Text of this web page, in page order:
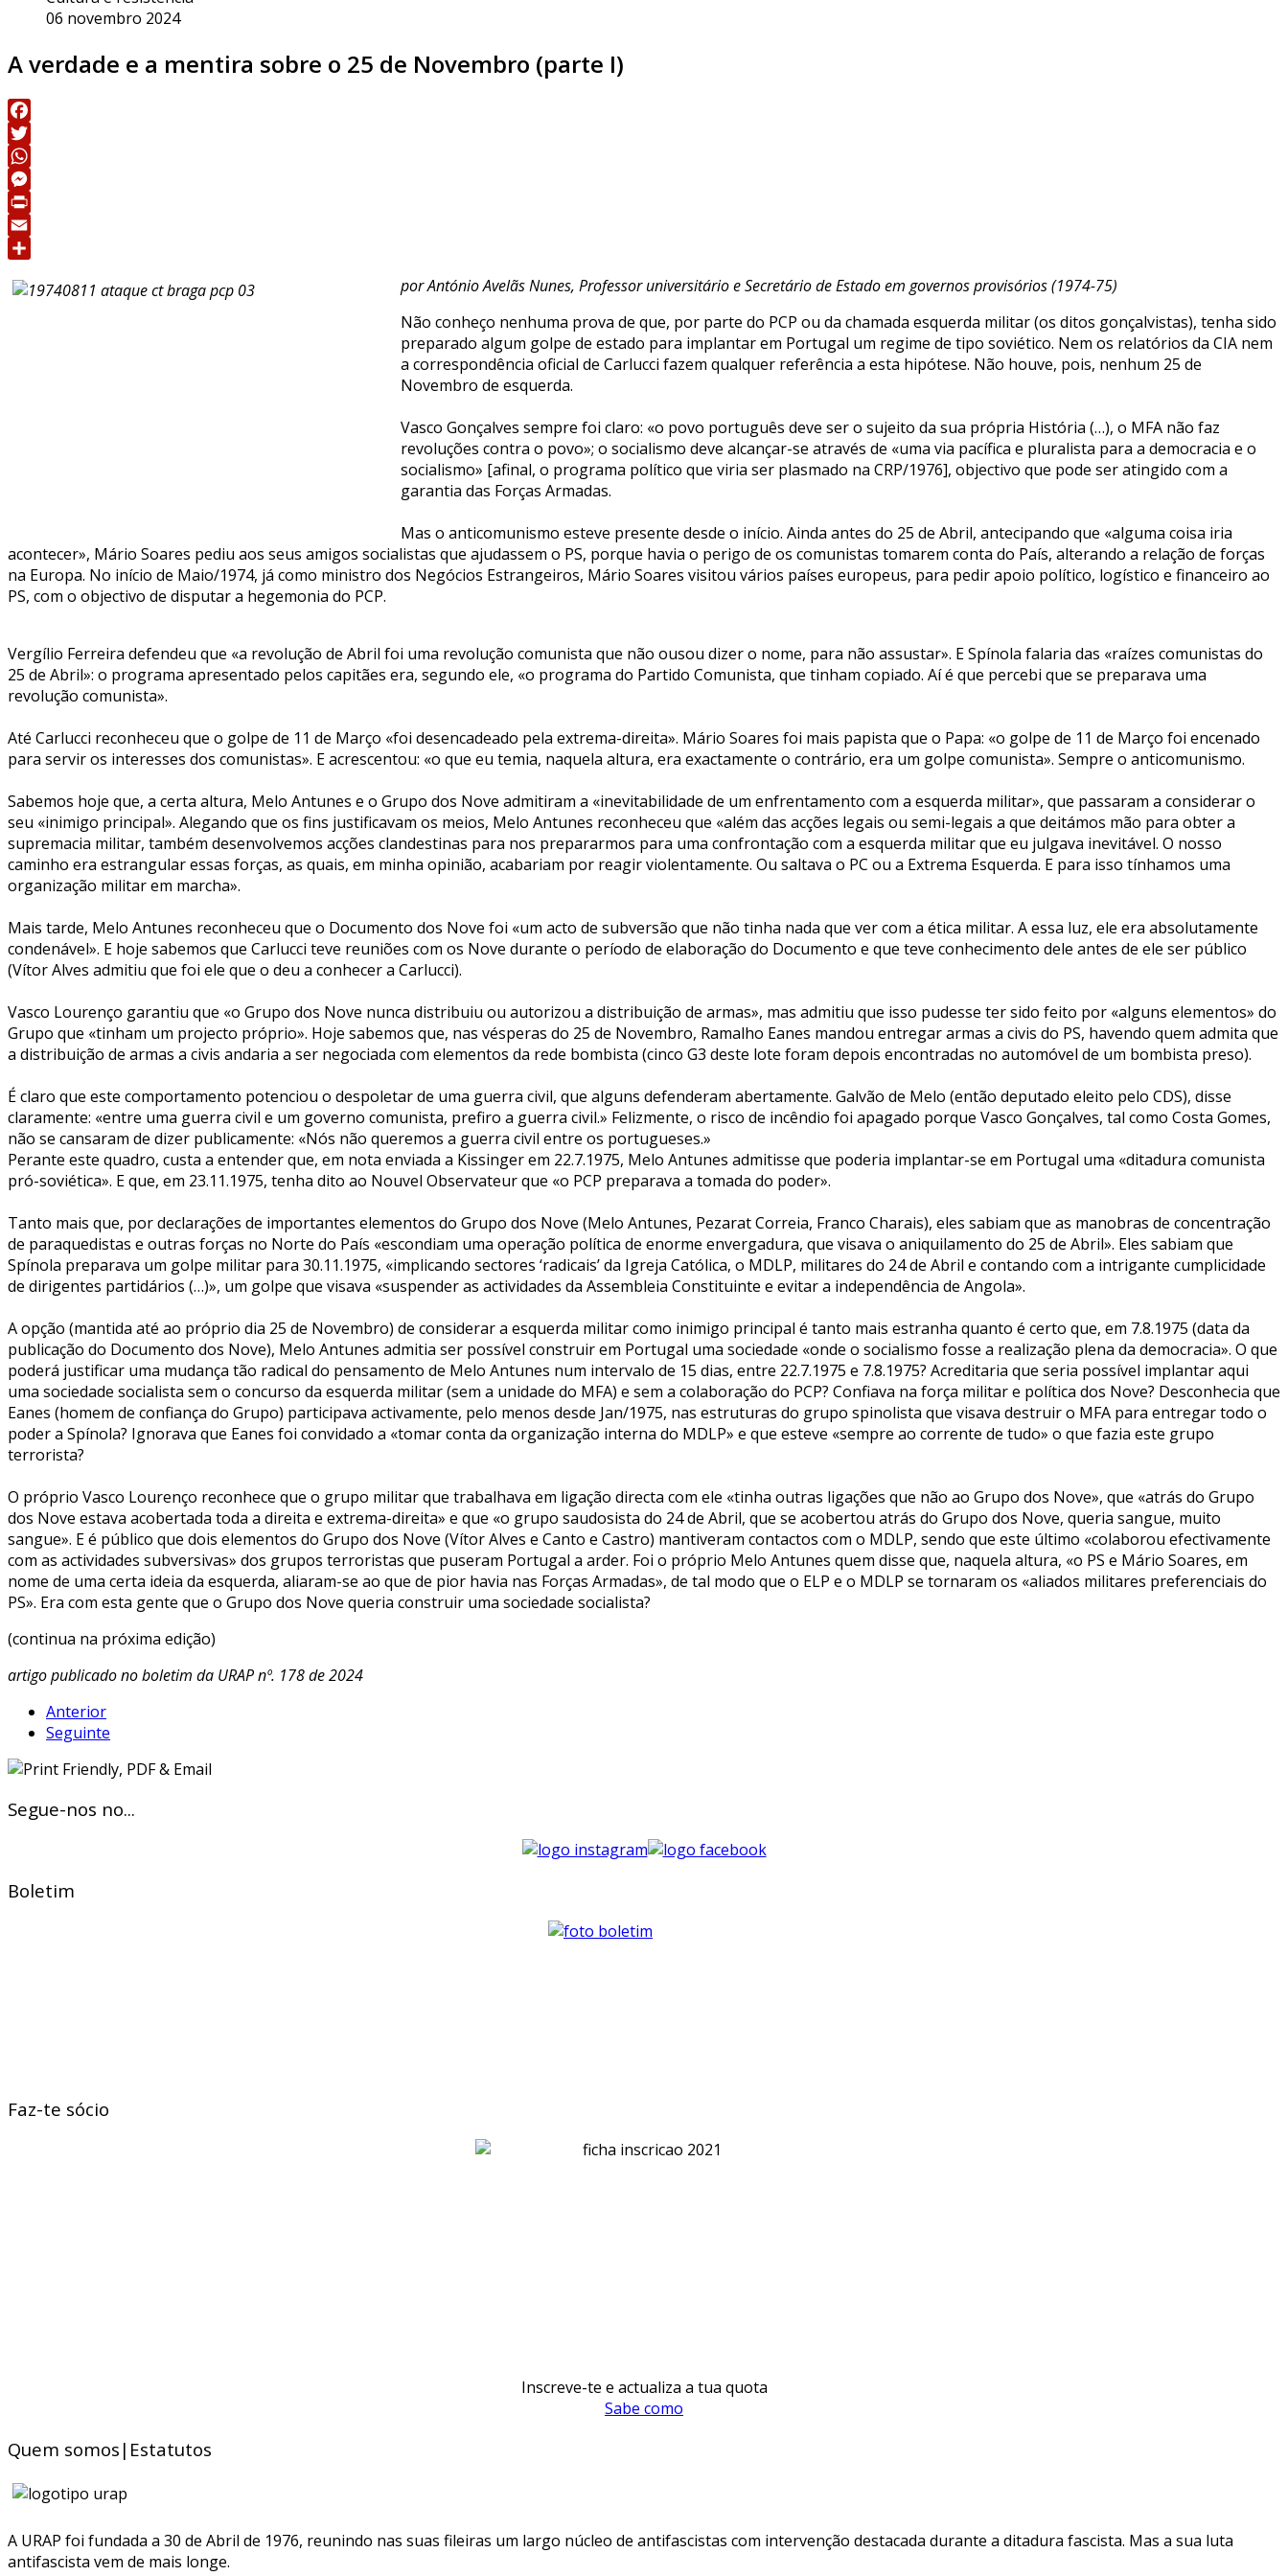
06 novembro 2024
A verdade e a mentira sobre o 25 de Novembro (parte I)
Facebook
Twitter
WhatsApp
Messenger
Print
Email
por António Avelãs Nunes, Professor universitário e Secretário de Estado em governos provisórios (1974-75)
Não conheço nenhuma prova de que, por parte do PCP ou da chamada esquerda militar (os ditos gonçalvistas), tenha sido
preparado algum golpe de estado para implantar em Portugal um regime de tipo soviético. Nem os relatórios da CIA nem
a correspondência oficial de Carlucci fazem qualquer referência a esta hipótese. Não houve, pois, nenhum 25 de
Novembro de esquerda.
Vasco Gonçalves sempre foi claro: «o povo português deve ser o sujeito da sua própria História (…), o MFA não faz
revoluções contra o povo»; o socialismo deve alcançar-se através de «uma via pacífica e pluralista para a democracia e o
socialismo» [afinal, o programa político que viria ser plasmado na CRP/1976], objectivo que pode ser atingido com a
garantia das Forças Armadas.
Mas o anticomunismo esteve presente desde o início. Ainda antes do 25 de Abril, antecipando que «alguma coisa iria
acontecer», Mário Soares pediu aos seus amigos socialistas que ajudassem o PS, porque havia o perigo de os comunistas tomarem conta do País, alterando a relação de forças
na Europa. No início de Maio/1974, já como ministro dos Negócios Estrangeiros, Mário Soares visitou vários países europeus, para pedir apoio político, logístico e financeiro ao
PS, com o objectivo de disputar a hegemonia do PCP.
Vergílio Ferreira defendeu que «a revolução de Abril foi uma revolução comunista que não ousou dizer o nome, para não assustar». E Spínola falaria das «raízes comunistas do
25 de Abril»: o programa apresentado pelos capitães era, segundo ele, «o programa do Partido Comunista, que tinham copiado. Aí é que percebi que se preparava uma
revolução comunista».
Até Carlucci reconheceu que o golpe de 11 de Março «foi desencadeado pela extrema-direita». Mário Soares foi mais papista que o Papa: «o golpe de 11 de Março foi encenado
para servir os interesses dos comunistas». E acrescentou: «o que eu temia, naquela altura, era exactamente o contrário, era um golpe comunista». Sempre o anticomunismo.
Sabemos hoje que, a certa altura, Melo Antunes e o Grupo dos Nove admitiram a «inevitabilidade de um enfrentamento com a esquerda militar», que passaram a considerar o
seu «inimigo principal». Alegando que os fins justificavam os meios, Melo Antunes reconheceu que «além das acções legais ou semi-legais a que deitámos mão para obter a
supremacia militar, também desenvolvemos acções clandestinas para nos prepararmos para uma confrontação com a esquerda militar que eu julgava inevitável. O nosso
caminho era estrangular essas forças, as quais, em minha opinião, acabariam por reagir violentamente. Ou saltava o PC ou a Extrema Esquerda. E para isso tínhamos uma
organização militar em marcha».
Mais tarde, Melo Antunes reconheceu que o Documento dos Nove foi «um acto de subversão que não tinha nada que ver com a ética militar. A essa luz, ele era absolutamente
condenável». E hoje sabemos que Carlucci teve reuniões com os Nove durante o período de elaboração do Documento e que teve conhecimento dele antes de ele ser público
(Vítor Alves admitiu que foi ele que o deu a conhecer a Carlucci).
Vasco Lourenço garantiu que «o Grupo dos Nove nunca distribuiu ou autorizou a distribuição de armas», mas admitiu que isso pudesse ter sido feito por «alguns elementos» do
Grupo que «tinham um projecto próprio». Hoje sabemos que, nas vésperas do 25 de Novembro, Ramalho Eanes mandou entregar armas a civis do PS, havendo quem admita que
a distribuição de armas a civis andaria a ser negociada com elementos da rede bombista (cinco G3 deste lote foram depois encontradas no automóvel de um bombista preso).
É claro que este comportamento potenciou o despoletar de uma guerra civil, que alguns defenderam abertamente. Galvão de Melo (então deputado eleito pelo CDS), disse
claramente: «entre uma guerra civil e um governo comunista, prefiro a guerra civil.» Felizmente, o risco de incêndio foi apagado porque Vasco Gonçalves, tal como Costa Gomes,
não se cansaram de dizer publicamente: «Nós não queremos a guerra civil entre os portugueses.»
Perante este quadro, custa a entender que, em nota enviada a Kissinger em 22.7.1975, Melo Antunes admitisse que poderia implantar-se em Portugal uma «ditadura comunista
pró-soviética». E que, em 23.11.1975, tenha dito ao Nouvel Observateur que «o PCP preparava a tomada do poder».
Tanto mais que, por declarações de importantes elementos do Grupo dos Nove (Melo Antunes, Pezarat Correia, Franco Charais), eles sabiam que as manobras de concentração
de paraquedistas e outras forças no Norte do País «escondiam uma operação política de enorme envergadura, que visava o aniquilamento do 25 de Abril». Eles sabiam que
Spínola preparava um golpe militar para 30.11.1975, «implicando sectores ‘radicais’ da Igreja Católica, o MDLP, militares do 24 de Abril e contando com a intrigante cumplicidade
de dirigentes partidários (…)», um golpe que visava «suspender as actividades da Assembleia Constituinte e evitar a independência de Angola».
A opção (mantida até ao próprio dia 25 de Novembro) de considerar a esquerda militar como inimigo principal é tanto mais estranha quanto é certo que, em 7.8.1975 (data da
publicação do Documento dos Nove), Melo Antunes admitia ser possível construir em Portugal uma sociedade «onde o socialismo fosse a realização plena da democracia». O que
poderá justificar uma mudança tão radical do pensamento de Melo Antunes num intervalo de 15 dias, entre 22.7.1975 e 7.8.1975? Acreditaria que seria possível implantar aqui
uma sociedade socialista sem o concurso da esquerda militar (sem a unidade do MFA) e sem a colaboração do PCP? Confiava na força militar e política dos Nove? Desconhecia que
Eanes (homem de confiança do Grupo) participava activamente, pelo menos desde Jan/1975, nas estruturas do grupo spinolista que visava destruir o MFA para entregar todo o
poder a Spínola? Ignorava que Eanes foi convidado a «tomar conta da organização interna do MDLP» e que esteve «sempre ao corrente de tudo» o que fazia este grupo
terrorista?
O próprio Vasco Lourenço reconhece que o grupo militar que trabalhava em ligação directa com ele «tinha outras ligações que não ao Grupo dos Nove», que «atrás do Grupo
dos Nove estava acobertada toda a direita e extrema-direita» e que «o grupo saudosista do 24 de Abril, que se acobertou atrás do Grupo dos Nove, queria sangue, muito
sangue». E é público que dois elementos do Grupo dos Nove (Vítor Alves e Canto e Castro) mantiveram contactos com o MDLP, sendo que este último «colaborou efectivamente
com as actividades subversivas» dos grupos terroristas que puseram Portugal a arder. Foi o próprio Melo Antunes quem disse que, naquela altura, «o PS e Mário Soares, em
nome de uma certa ideia da esquerda, aliaram-se ao que de pior havia nas Forças Armadas», de tal modo que o ELP e o MDLP se tornaram os «aliados militares preferenciais do
PS». Era com esta gente que o Grupo dos Nove queria construir uma sociedade socialista?
(continua na próxima edição)
artigo publicado no boletim da URAP nº. 178 de 2024
Anterior
Seguinte
Segue-nos no...
Boletim
Faz-te sócio
Inscreve-te e actualiza a tua quota
Sabe como
Quem somos|Estatutos
A URAP foi fundada a 30 de Abril de 1976, reunindo nas suas fileiras um largo núcleo de antifascistas com intervenção destacada durante a ditadura fascista. Mas a sua luta
antifascista vem de mais longe.